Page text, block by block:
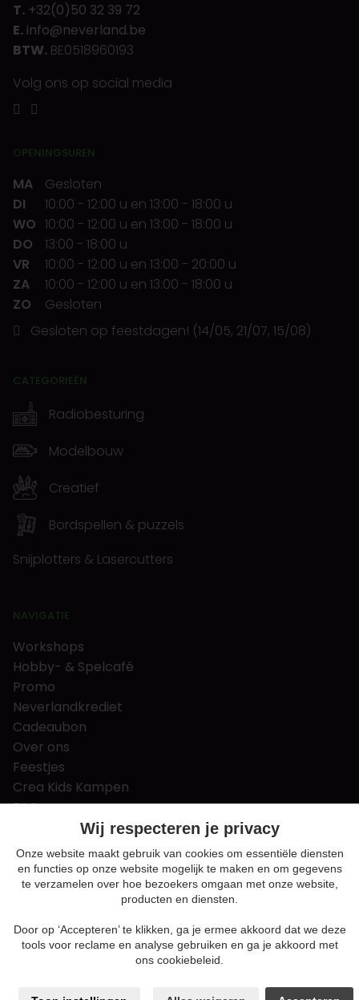
T. +32(0)50 32 39 72
E. info@neverland.be
BTW. BE0518960193
Volg ons op social media
OPENINGSUREN
MA
Gesloten
DI
10:00 - 12:00 u en 13:00 - 18:00 u
WO 10:00 - 12:00 u en 13:00 - 18:00 u
DO
13:00 - 18:00 u
VR
10:00 - 12:00 u en 13:00 - 20:00 u
ZA
10:00 - 12:00 u en 13:00 - 18:00 u
ZO
Gesloten
Gesloten op feestdagen! (14/05, 21/07, 15/08)
CATEGORIEËN
Radiobesturing
Modelbouw
Creatief
Bordspellen & puzzels
Snijplotters & Lasercutters
NAVIGATIE
Workshops
Hobby- & Spelcafé
Promo
Neverlandkrediet
Cadeaubon
Over ons
Feestjes
Crea Kids Kampen
FAQ
Tips & tricks
Contact
Nieuws & Vacatures
Algemene voorwaarden
Privacy en cookie policy
Sitemap
Wij respecteren je privacy
Onze website maakt gebruik van cookies om essentiële diensten
en functies op onze website mogelijk te maken en om gegevens
te verzamelen over hoe bezoekers omgaan met onze website,
producten en diensten.
Door op ‘Accepteren’ te klikken, ga je ermee akkoord dat we deze
tools voor reclame en analyse gebruiken en ga je akkoord met
ons cookiebeleid.